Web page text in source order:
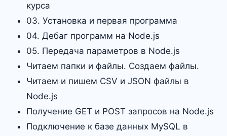
курса
03. Установка и первая программа
04. Дебаг программ на Node.js
05. Передача параметров в Node.js
Читаем папки и файлы. Создаем файлы.
Читаем и пишем CSV и JSON файлы в
Node.js
Получение GET и POST запросов на Node.js
Подключение к базе данных MySQL в